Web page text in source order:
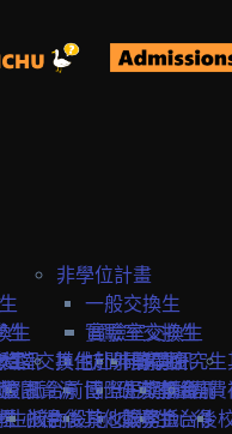
生
生
生
非學位計畫
一般交換生
實驗室交換生
訪問研究生
國際短期課程
生
訊
訊
心得
實驗室交換生
申請資訊
研究室資訊
交換生心得
陸交換生
抵台前
抵台後
訪問研究生
抵台前
抵台後
工
其他赴外獎學金
博士生獎學金
其他獎學金
校園資源
校內設施&服務
經費